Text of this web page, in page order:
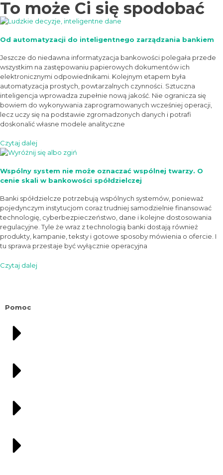
To może Ci się spodobać
Od automatyzacji do inteligentnego zarządzania bankiem
Jeszcze do niedawna informatyzacja bankowości polegała przede
wszystkim na zastępowaniu papierowych dokumentów ich
elektronicznymi odpowiednikami. Kolejnym etapem była
automatyzacja prostych, powtarzalnych czynności. Sztuczna
inteligencja wprowadza zupełnie nową jakość. Nie ogranicza się
bowiem do wykonywania zaprogramowanych wcześniej operacji,
lecz uczy się na podstawie zgromadzonych danych i potrafi
doskonalić własne modele analityczne
Czytaj dalej
Wspólny system nie może oznaczać wspólnej twarzy. O
cenie skali w bankowości spółdzielczej
Banki spółdzielcze potrzebują wspólnych systemów, ponieważ
pojedynczym instytucjom coraz trudniej samodzielnie finansować
technologię, cyberbezpieczeństwo, dane i kolejne dostosowania
regulacyjne. Tyle że wraz z technologią banki dostają również
produkty, kampanie, teksty i gotowe sposoby mówienia o ofercie. I
tu sprawa przestaje być wyłącznie operacyjna
Czytaj dalej
Pomoc